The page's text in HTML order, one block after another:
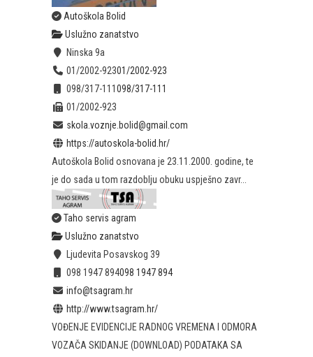
Autoškola Bolid
Uslužno zanatstvo
Ninska 9a
01/2002-92301/2002-923
098/317-111098/317-111
01/2002-923
skola.voznje.bolid@gmail.com
https://autoskola-bolid.hr/
Autoškola Bolid osnovana je 23.11.2000. godine, te
je do sada u tom razdoblju obuku uspješno zavr...
Taho servis agram
Uslužno zanatstvo
Ljudevita Posavskog 39
098 1947 894098 1947 894
info@tsagram.hr
http://www.tsagram.hr/
VOĐENJE EVIDENCIJE RADNOG VREMENA I ODMORA
VOZAČA SKIDANJE (DOWNLOAD) PODATAKA SA